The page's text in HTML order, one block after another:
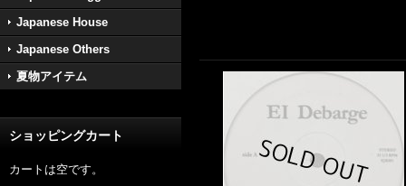
Japanese House
Japanese Others
夏物アイテム
ショッピングカート
カートは空です。